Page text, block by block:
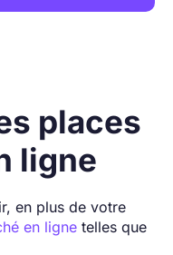
places
ligne
en plus de votre
en ligne telles que